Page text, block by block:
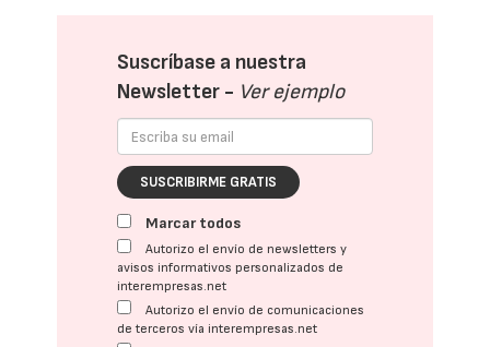
Suscríbase a nuestra
Newsletter - Ver ejemplo
SUSCRIBIRME GRATIS
Marcar todos
Autorizo el envío de newsletters y
avisos informativos personalizados de
interempresas.net
Autorizo el envío de comunicaciones
de terceros vía interempresas.net